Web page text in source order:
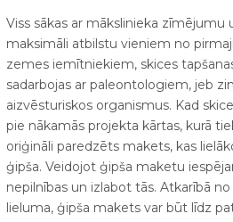
Viss sākas ar mākslinieka zīmējumu
maksimāli atbilstu vieniem no
zemes iemītniekiem, skices
sadarbojas ar paleontologiem, jeb
aizvēsturiskos organismus. Kad
pie nākamās projekta kārtas, kurā
oriģināli paredzēts makets, kas
ģipša. Veidojot ģipša maketu
nepilnības un izlabot tās. Atkarībā
lieluma, ģipša makets var būt līdz